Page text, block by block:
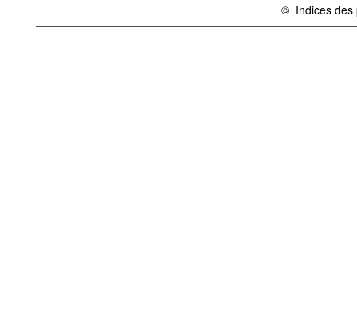
©
{link} Conditions
Indices